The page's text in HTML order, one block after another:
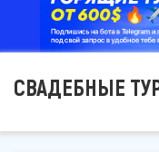
СВАДЕБНЫЕ